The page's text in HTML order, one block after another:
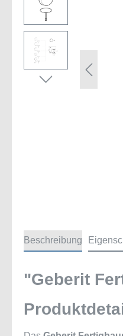
Beschreibung
"Geberit